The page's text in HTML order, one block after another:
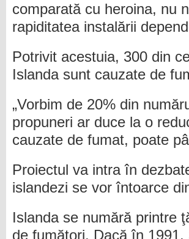
comparată cu heroina, nu
rapiditatea instalării
Potrivit acestuia, 300 din
Islanda sunt cauzate de
„Vorbim de 20% din
propuneri ar duce la o
cauzate de fumat, poate
Proiectul va intra în
islandezi se vor întoarce
Islanda se numără printre
de fumători. Dacă în